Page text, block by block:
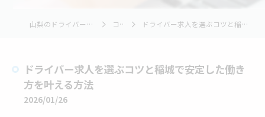
山梨のドライバーの求人なら村栄冷商 コラム ドライバー求人を選ぶコツと稲城で安定した働き方を叶える方法
ドライバー求人を選ぶコツと稲城で安定した働き
方を叶える方法
2026/01/26